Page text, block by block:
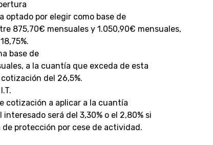
optado por elegir como base de
875,70€ mensuales y 1.050,90€ mensuales,
base de
a la cuantía que exceda de esta
del 26,5%.
cotización a aplicar a la cuantía
será del 3,30% o el 2,80% si
protección por cese de actividad.